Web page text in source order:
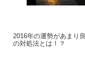
2016年の運勢があまり
の対処法とは！？